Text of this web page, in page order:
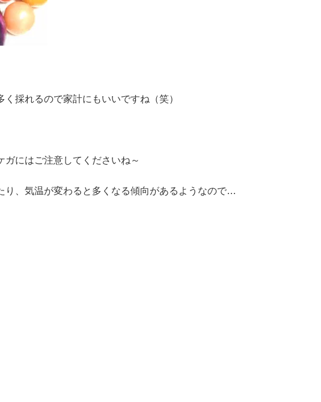
く採れるので家計にもいいですね（笑）
ガにはご注意してくださいね～
り、気温が変わると多くなる傾向があるようなので…